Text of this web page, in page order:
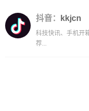
抖音： kkjcn
科技快讯、手机开
荐...